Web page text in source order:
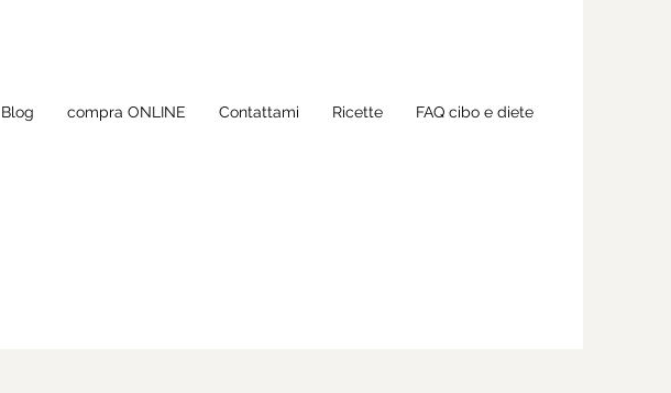
Blog compra ONLINE Contattami Ricette FAQ cibo e diete